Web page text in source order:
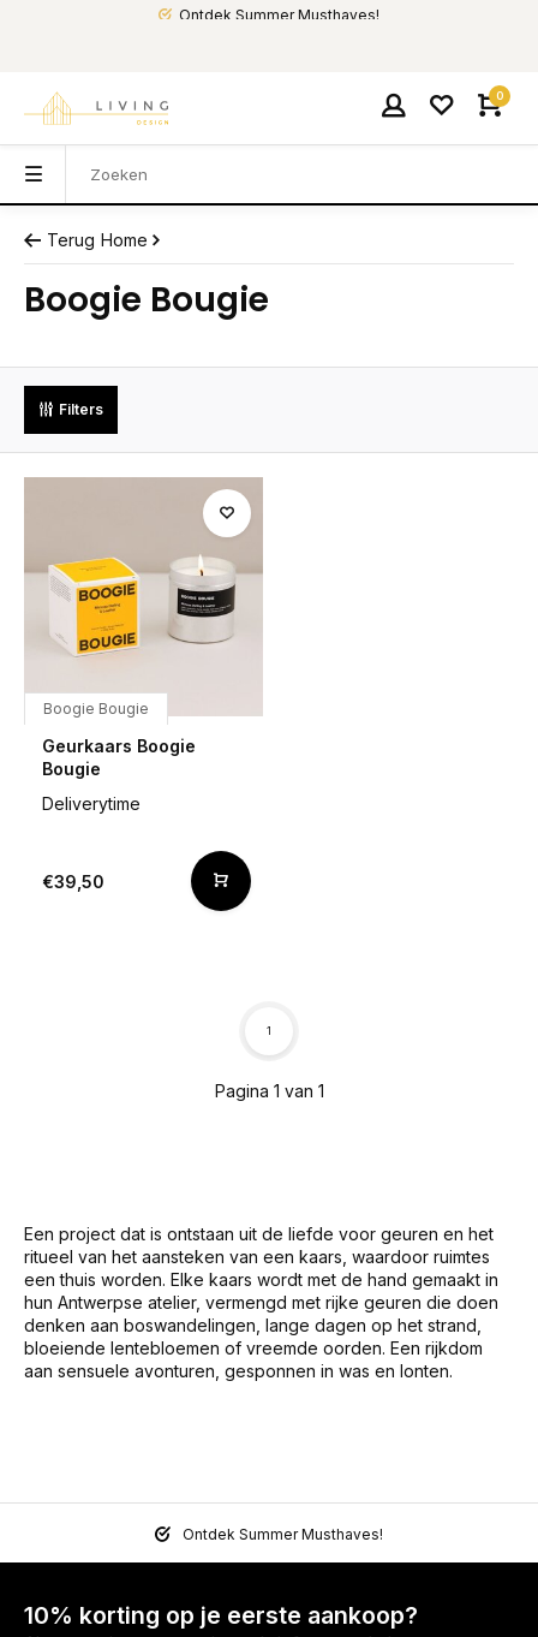
Ontdek Summer Musthaves!
0
Terug Home
Boogie Bougie
Filters
Boogie Bougie
Geurkaars Boogie
Bougie
Deliverytime
€39,50
Pagina 1 van 1
1
Een project dat is ontstaan uit de liefde voor geuren en het
ritueel van het aansteken van een kaars, waardoor ruimtes
een thuis worden. Elke kaars wordt met de hand gemaakt in
hun Antwerpse atelier, vermengd met rijke geuren die doen
denken aan boswandelingen, lange dagen op het strand,
bloeiende lentebloemen of vreemde oorden. Een rijkdom
aan sensuele avonturen, gesponnen in was en lonten.
Ontdek Summer Musthaves!
10% korting op je eerste aankoop?